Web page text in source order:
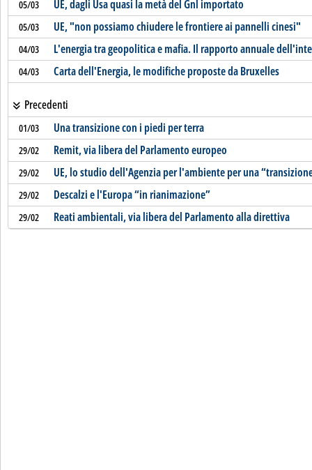
05/03 UE, dagli Usa quasi la metà del Gnl importato
05/03 UE, "non possiamo chiudere le frontiere ai pannelli cinesi"
04/03 L'energia tra geopolitica e mafia. Il rapporto annuale
04/03 Carta dell'Energia, le modifiche proposte da Bruxelles
Precedenti
01/03 Una transizione con i piedi per terra
29/02 Remit, via libera del Parlamento europeo
29/02 UE, lo studio dell'Agenzia per l'ambiente per una
29/02 Descalzi e l'Europa “in rianimazione”
29/02 Reati ambientali, via libera del Parlamento alla direttiva